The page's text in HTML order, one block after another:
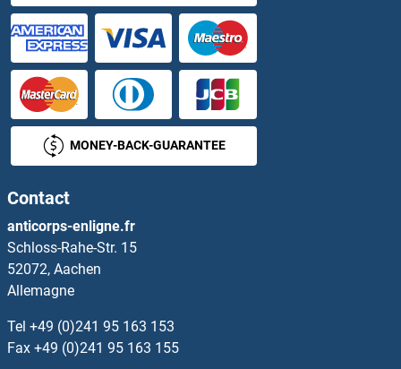
GAL4 Kits ELISA
Galactosylceramidase Kits ELISA
Galanin Kits ELISA
Galanin Receptor 1 Kits ELISA
GALE Kits ELISA
Galectin 10 Kits ELISA
Galectin 3 Kits ELISA
GALK1 Kits ELISA
MONEY-BACK-GUARANTEE
Contact
anticorps-enligne.fr
Schloss-Rahe-Str. 15
52072, Aachen
Allemagne
Tel +49 (0)241 95 163 153
Fax +49 (0)241 95 163 155